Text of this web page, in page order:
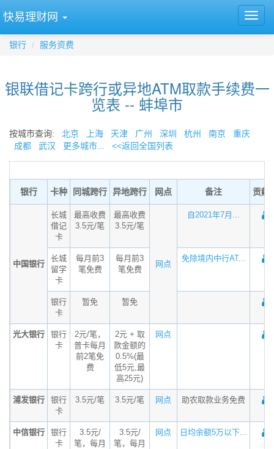
快易理财网
银行 服务资费
银联借记卡跨行或异地ATM取款手续费一
览表 -- 蚌埠市
按城市查询: 北京 上海 天津 广州 深圳 杭州 南京
重庆
成都
武汉 更多城市... <<返回全国列表
银行 卡种 同城跨行 异地跨行 网点 备注 贡献
中国银行
长城
借记
卡
最高收费
3.5元/笔
最高收费
3.5元/笔
网点
自2021年7月...
长城
留学
卡
每月前3
笔免费
每月前3
笔免费
免除境内中行AT...
银行
卡
暂免 暂免
光大银行
银行
卡
2元/笔，
普卡每月
前2笔免
费
2元 + 取
款金额的
0.5%(最
低5元,最
高25元)
网点
浦发银行
银行
卡
3.5元/笔 3.5元/笔 网点 助农取款业务免费
中信银行
银行
卡
3.5元/
笔，每月
3.5元/
笔，每月
网点 日均余额5万以下...